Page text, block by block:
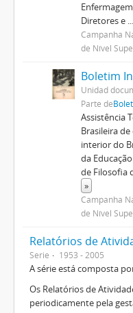
Diretores e ...
Campanha
de Nível
Boletim
Unidad
Parte de
Assistência
Brasileira
interior do
da
de Filosofia
»
Campanha
de Nível
Relatórios de
Serie 1953 - 2005
A série está composta
Os Relatórios de
periodicamente pela